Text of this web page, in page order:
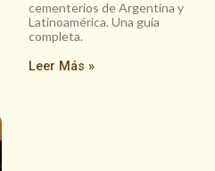
cementerios de Argentina y
Latinoamérica. Una guía
completa.
Leer Más »